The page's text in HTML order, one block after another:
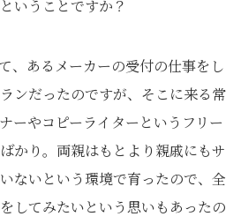
いうことですか？
、あるメーカーの受付の仕事をし
ンだったのですが、そこに来る常
ーやコピーライターというフリー
かり。両親はもとより親戚にもサ
ないという環境で育ったので、全
してみたいという思いもあったの